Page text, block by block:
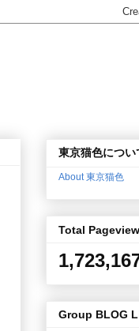
東京猫色につい
About 東京猫色
Total
Group BLOG